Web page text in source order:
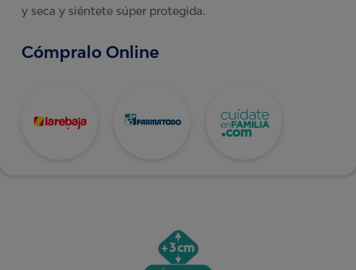
y seca y siéntete súper protegida.
Cómpralo Online